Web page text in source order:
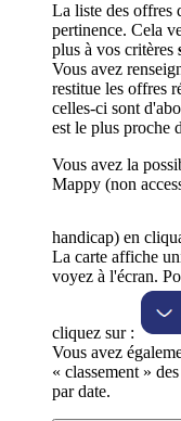
La liste des offres
pertinence. Cela
plus à vos critères
Vous avez
restitue les offres
celles-ci sont
est le plus proche
Vous avez la
Mappy (non
handicap) en
La carte affiche
voyez à l'écran.
cliquez sur :
Vous avez
« classement »
par date.